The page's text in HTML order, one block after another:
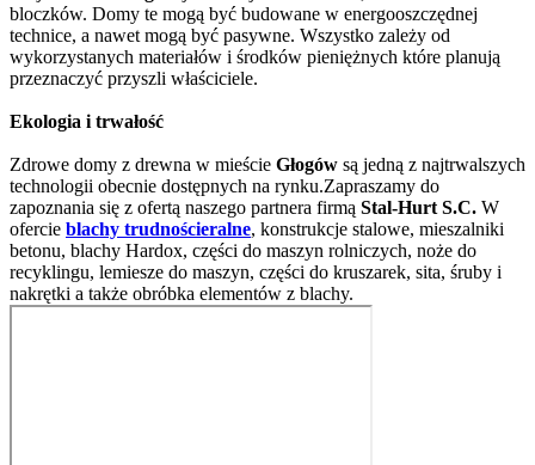
bloczków. Domy te mogą być budowane w energooszczędnej
technice, a nawet mogą być pasywne. Wszystko zależy od
wykorzystanych materiałów i środków pieniężnych które planują
przeznaczyć przyszli właściciele.
Ekologia i trwałość
Zdrowe domy z drewna w mieście Głogów są jedną z najtrwalszych
technologii obecnie dostępnych na rynku.Zapraszamy do
zapoznania się z ofertą naszego partnera firmą Stal-Hurt S.C. W
ofercie blachy trudnościeralne, konstrukcje stalowe, mieszalniki
betonu, blachy Hardox, części do maszyn rolniczych, noże do
recyklingu, lemiesze do maszyn, części do kruszarek, sita, śruby i
nakrętki a także obróbka elementów z blachy.